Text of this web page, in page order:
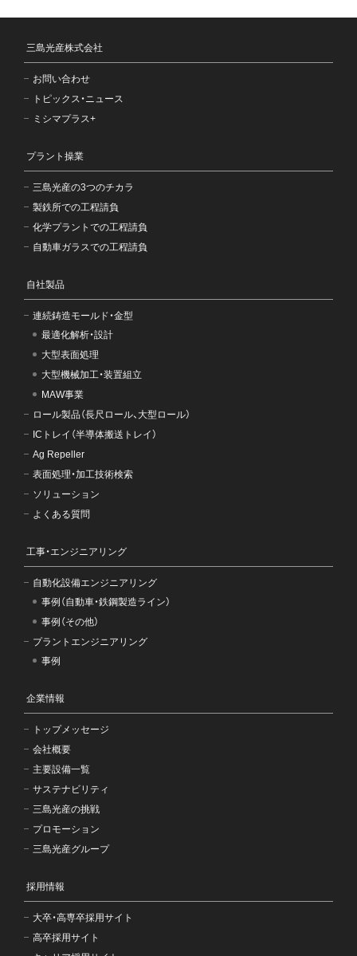
三島光産株式会社
お問い合わせ
トピックス・ニュース
ミシマプラス+
プラント操業
三島光産の3つのチカラ
製鉄所での工程請負
化学プラントでの工程請負
自動車ガラスでの工程請負
自社製品
連続鋳造モールド・金型
最適化解析・設計
大型表面処理
大型機械加工・装置組立
MAW事業
ロール製品（長尺ロール、大型ロール）
ICトレイ（半導体搬送トレイ）
Ag Repeller
表面処理・加工技術検索
ソリューション
よくある質問
工事・エンジニアリング
自動化設備エンジニアリング
事例（自動車・鉄鋼製造ライン）
事例（その他）
プラントエンジニアリング
事例
企業情報
トップメッセージ
会社概要
主要設備一覧
サステナビリティ
三島光産の挑戦
プロモーション
三島光産グループ
採用情報
大卒・高専卒採用サイト
高卒採用サイト